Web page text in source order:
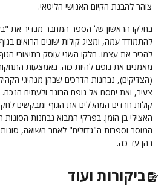
צוהר להבנת הקיום האנושי הליטאי.
בחלקו הראשון של הספר המחבר מגדיר את
להתמודד עמה, ומציג קולות שונים הרואים
להכיר את עצמו. חלקו השני עוסק בתיאורי
מאמנים את גופם להיות כזה. באמצעות
(הצדיקים), נבחנות הדרכים שבהן מנהיגי
צעיר, ואת יחסם אל גופם הבוגר ולעתים
קולות חרדים המהללים את הגוף ומבקשים
האצילי בן הזמן. בפרקי המבוא נבחנות
המוסר וספרות ה"גדולים" לאחר השואה,
בהן עד כה.
ביקורות ועוד